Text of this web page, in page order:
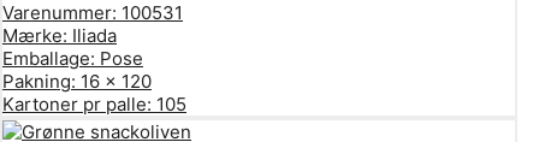
Varenummer: 100531
Mærke: Iliada
Emballage: Pose
Pakning: 16 x 120
Kartoner pr palle: 105